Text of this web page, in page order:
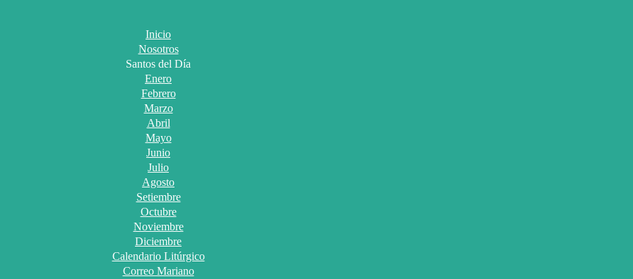
Inicio
Nosotros
Santos del Día
Enero
Febrero
Marzo
Abril
Mayo
Junio
Julio
Agosto
Setiembre
Octubre
Noviembre
Diciembre
Calendario Litúrgico
Correo Mariano